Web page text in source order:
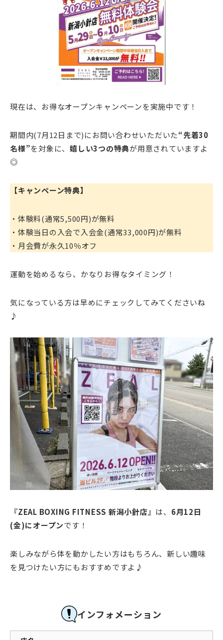
現在は、お得なオープンキャンペーンを実施中です！
期間内(7月12日まで)にお問い合わせいただいた“先着30
名様”を対象に、 嬉しい3つの特典が用意されていますよ
◎
【キャンペーン特典】
・体験料(通常5,500円)が無料
・体験当日の入会で入会金(通常33,000円)が無料
・月会費が永久10％オフ
運動を始めるなら、かなりお得なタイミング！
気になっている方は早めにチェックしてみてくださいね
♪
『ZEAL BOXING FITNESS 新潟小針店』 は、 6月12日
(金)にオープンです！
楽しみながら体を動かしたい方はもちろん、新しい趣味
を見つけたい方にもおすすめですよ♪
インフォメーション